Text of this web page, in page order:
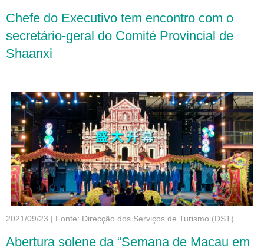
Chefe do Executivo tem encontro com o
secretário-geral do Comité Provincial de
Shaanxi
2021/09/23 | Fonte: Direcção dos Serviços de Turismo (DST)
Abertura solene da “Semana de Macau em